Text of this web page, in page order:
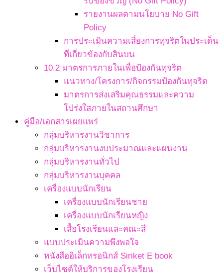
รายงานผลตามนโยบาย No Gift
Policy
การประเมินความเสี่ยงการทุจริตในประเด็น
ที่เกี่ยวข้องกับสินบน
10.2 มาตรการภายในเพื่อป้องกันทุจริต
แนวทาง/โครงการ/กิจกรรมป้องกันทุจริต
มาตรการส่งเสริมคุณธรรมและความ
โปร่งใสภายในสถานศึกษา
คู่มือ/เอกสารเผยแพร่
กลุ่มบริหารงานวิชาการ
กลุ่มบริหารงานงบประมาณและแผนงาน
กลุ่มบริหารงานทั่วไป
กลุ่มบริหารงานบุคคล
เครื่องแบบนักเรียน
เครื่องแบบนักเรียนชาย
เครื่องแบบนักเรียนหญิง
เสื้อโรงเรียนและคณะสี
แบบประเมินความพึงพอใจ
หนังสืออิเล็กทรอนิกส์ Siriket E book
เว็บไซต์ให้บริการของโรงเรียน